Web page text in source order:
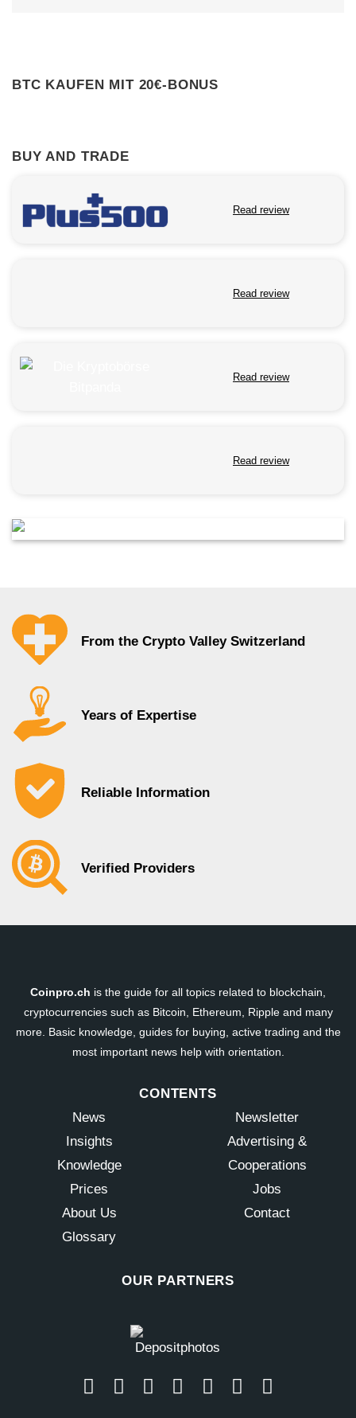
BTC KAUFEN MIT 20€-BONUS
BUY AND TRADE
Read review
Read review
Read review
Read review
From the Crypto Valley Switzerland
Years of Expertise
Reliable Information
Verified Providers
Coinpro.ch is the guide for all topics related to blockchain,
cryptocurrencies such as Bitcoin, Ethereum, Ripple and many
more. Basic knowledge, guides for buying, active trading and the
most important news help with orientation.
CONTENTS
News
Insights
Knowledge
Prices
About Us
Glossary
Newsletter
Advertising &
Cooperations
Jobs
Contact
OUR PARTNERS